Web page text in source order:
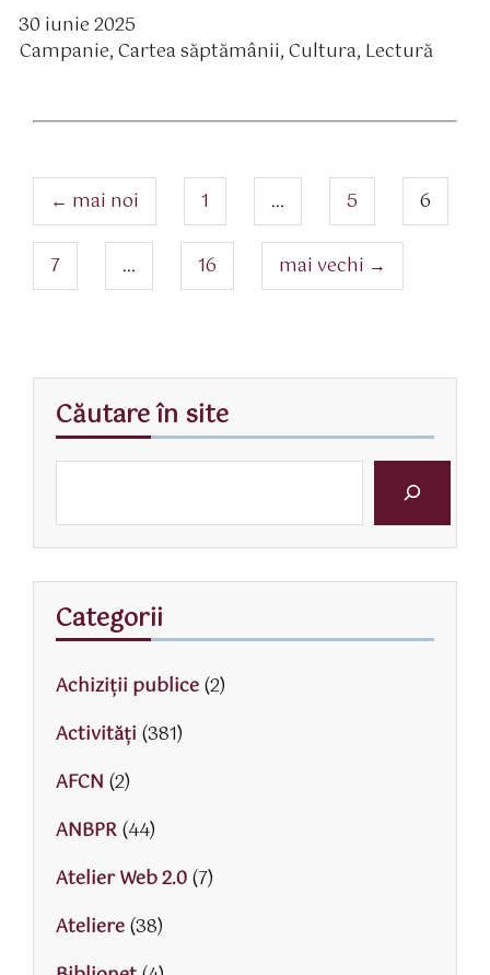
30 iunie 2025
Campanie,Cartea săptămânii,Cultura, Lectură
Navigare
articole
← mai noi pagina
1 … pagina
5 pagina
6
pagina
7 … pagina
16 mai vechi →
Căutare în site
Categorii
Achiziții publice(2)
Activităţi (381)
AFCN (2)
ANBPR(44)
Atelier Web 2.0(7)
Ateliere(38)